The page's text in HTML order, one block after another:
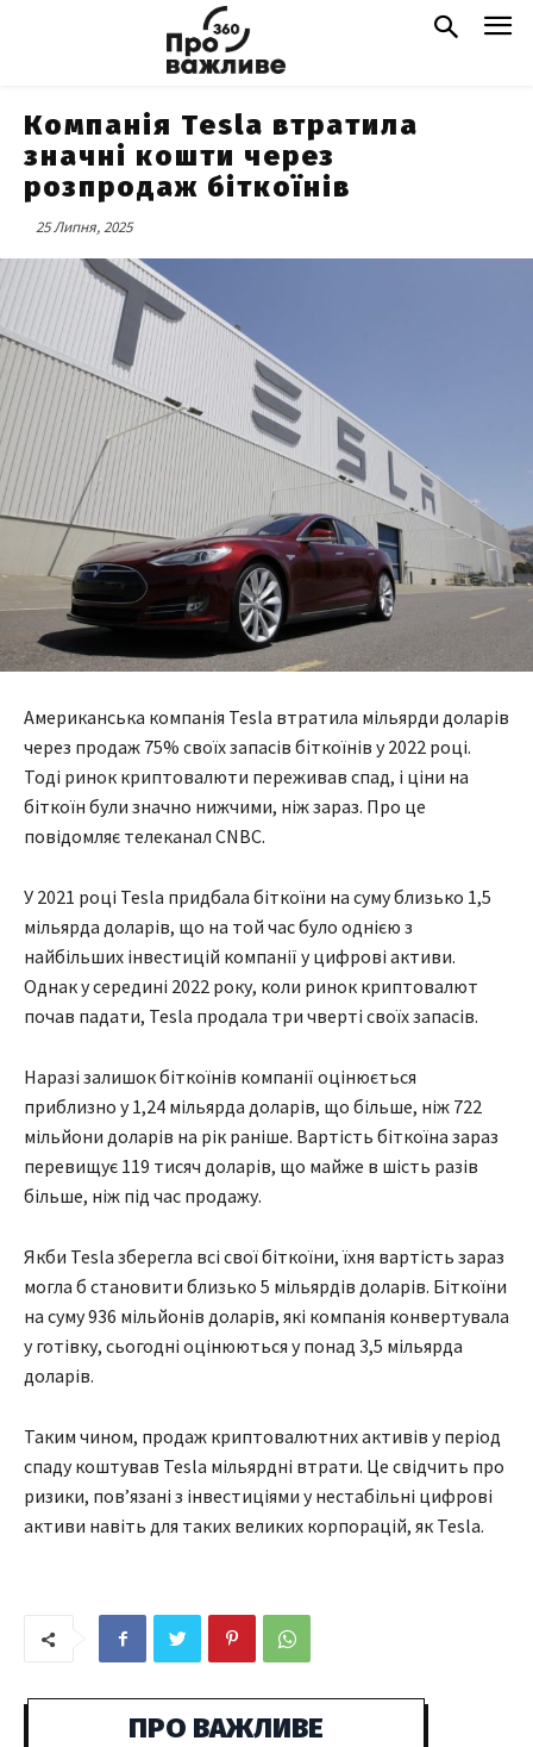
Компанія Tesla втратила
значні кошти через
розпродаж біткоїнів
25 Липня, 2025
Американська компанія Tesla втратила мільярди доларів
через продаж 75% своїх запасів біткоїнів у 2022 році.
Тоді ринок криптовалюти переживав спад, і ціни на
біткоїн були значно нижчими, ніж зараз. Про це
повідомляє телеканал CNBC.
У 2021 році Tesla придбала біткоїни на суму близько 1,5
мільярда доларів, що на той час було однією з
найбільших інвестицій компанії у цифрові активи.
Однак у середині 2022 року, коли ринок криптовалют
почав падати, Tesla продала три чверті своїх запасів.
Наразі залишок біткоїнів компанії оцінюється
приблизно у 1,24 мільярда доларів, що більше, ніж 722
мільйони доларів на рік раніше. Вартість біткоїна зараз
перевищує 119 тисяч доларів, що майже в шість разів
більше, ніж під час продажу.
Якби Tesla зберегла всі свої біткоїни, їхня вартість зараз
могла б становити близько 5 мільярдів доларів. Біткоїни
на суму 936 мільйонів доларів, які компанія конвертувала
у готівку, сьогодні оцінюються у понад 3,5 мільярда
доларів.
Таким чином, продаж криптовалютних активів у період
спаду коштував Tesla мільярдні втрати. Це свідчить про
ризики, пов’язані з інвестиціями у нестабільні цифрові
активи навіть для таких великих корпорацій, як Tesla.
ПРО ВАЖЛИВЕ